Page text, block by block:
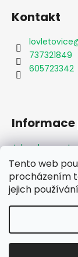
Tento web
procházením
jejich
Kontakt
lovletovice
737321849
605723342
Informace
Jak nakupovat
Obchodní
Podmínky
Formulář